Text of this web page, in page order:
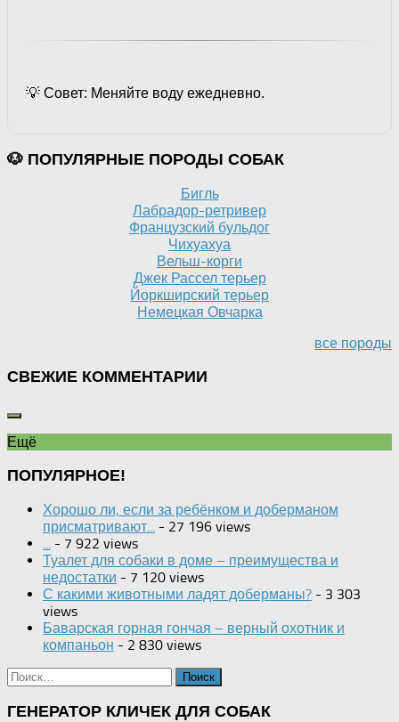
💡 Совет: Меняйте воду ежедневно.
🐶 ПОПУЛЯРНЫЕ ПОРОДЫ СОБАК
Бигль
Лабрадор-ретривер
Французский бульдог
Чихуахуа
Вельш-корги
Джек Рассел терьер
Йоркширский терьер
Немецкая Овчарка
все породы
СВЕЖИЕ КОММЕНТАРИИ
Ещё
ПОПУЛЯРНОЕ!
Хорошо ли, если за ребёнком и доберманом
присматривают... - 27 196 views
... - 7 922 views
Туалет для собаки в доме – преимущества и
недостатки - 7 120 views
С какими животными ладят доберманы? - 3 303
views
Баварская горная гончая – верный охотник и
компаньон - 2 830 views
Найти:
ГЕНЕРАТОР КЛИЧЕК ДЛЯ СОБАК